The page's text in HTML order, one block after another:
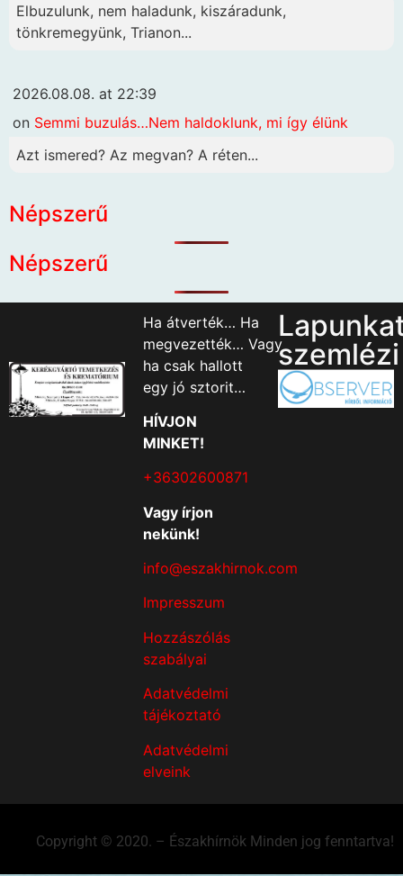
Elbuzulunk, nem haladunk, kiszáradunk,
tönkremegyünk, Trianon...
2026.08.08. at 22:39
on Semmi buzulás…Nem haldoklunk, mi így élünk
Azt ismered? Az megvan? A réten...
Népszerű
Népszerű
Ha átverték… Ha
megvezették… Vagy
ha csak hallott
egy jó sztorit…
HÍVJON
MINKET!
+36302600871
Vagy írjon
nekünk!
info@eszakhirnok.com
Impresszum
Hozzászólás
szabályai
Adatvédelmi
tájékoztató
Adatvédelmi
elveink
szemlézi
Copyright © 2020. – Északhírnök Minden jog fenntartva!